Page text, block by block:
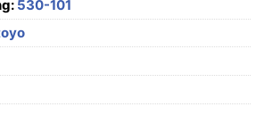
530-101
530-101 (0-150mm) số lượng